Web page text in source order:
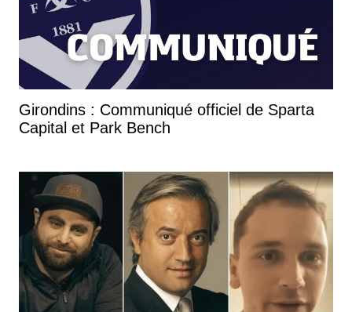
Girondins : Communiqué officiel de Sparta
Capital et Park Bench